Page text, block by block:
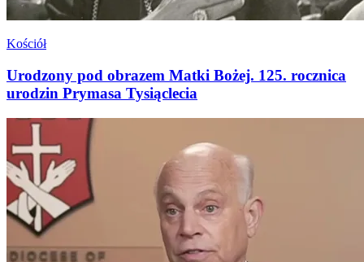
Kościół
Urodzony pod obrazem Matki Bożej. 125. rocznica
urodzin Prymasa Tysiąclecia